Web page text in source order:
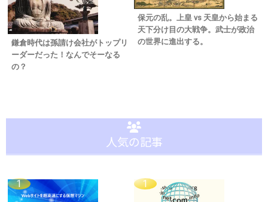
鎌倉時代は孫請け会社がトップリ
ーダーだった！なんでそーなる
の？
保元の乱。上皇 vs 天皇から始まる
天下分け目の大戦争。武士が政治
の世界に進出する。
人気の記事